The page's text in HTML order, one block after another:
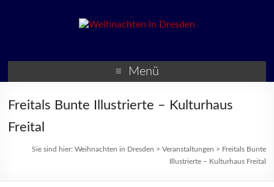
Veranstaltungen zur
Weihnachtszeit
Menü
Freitals Bunte Illustrierte – Kulturhaus
Freital
Sie sind hier: Weihnachten in Dresden > Veranstaltungen > Freitals Bunte
Illustrierte – Kulturhaus Freital